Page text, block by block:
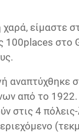
είμαστε
στο
αναπτύχθηκε
από το
στις 4